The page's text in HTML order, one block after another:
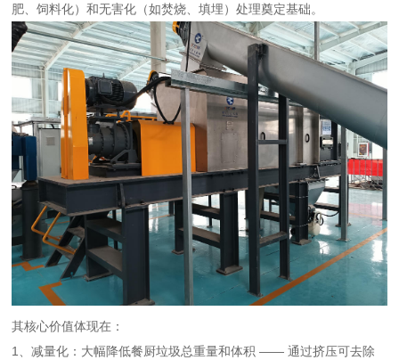
肥、饲料化）和无害化（如焚烧、填埋）处理奠定基础。
其核心价值体现在：
1、减量化：大幅降低餐厨垃圾总重量和体积 —— 通过挤压可去除